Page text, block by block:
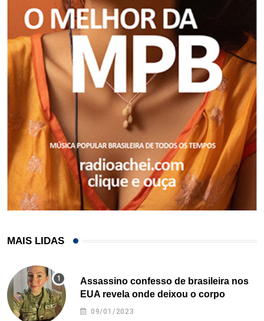
MAIS LIDAS
Assassino confesso de brasileira nos
EUA revela onde deixou o corpo
09/01/2023